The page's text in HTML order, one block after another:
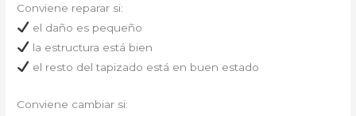
Conviene reparar si:
el daño es pequeño
la estructura está bien
el resto del tapizado está en buen estado
Conviene cambiar si: